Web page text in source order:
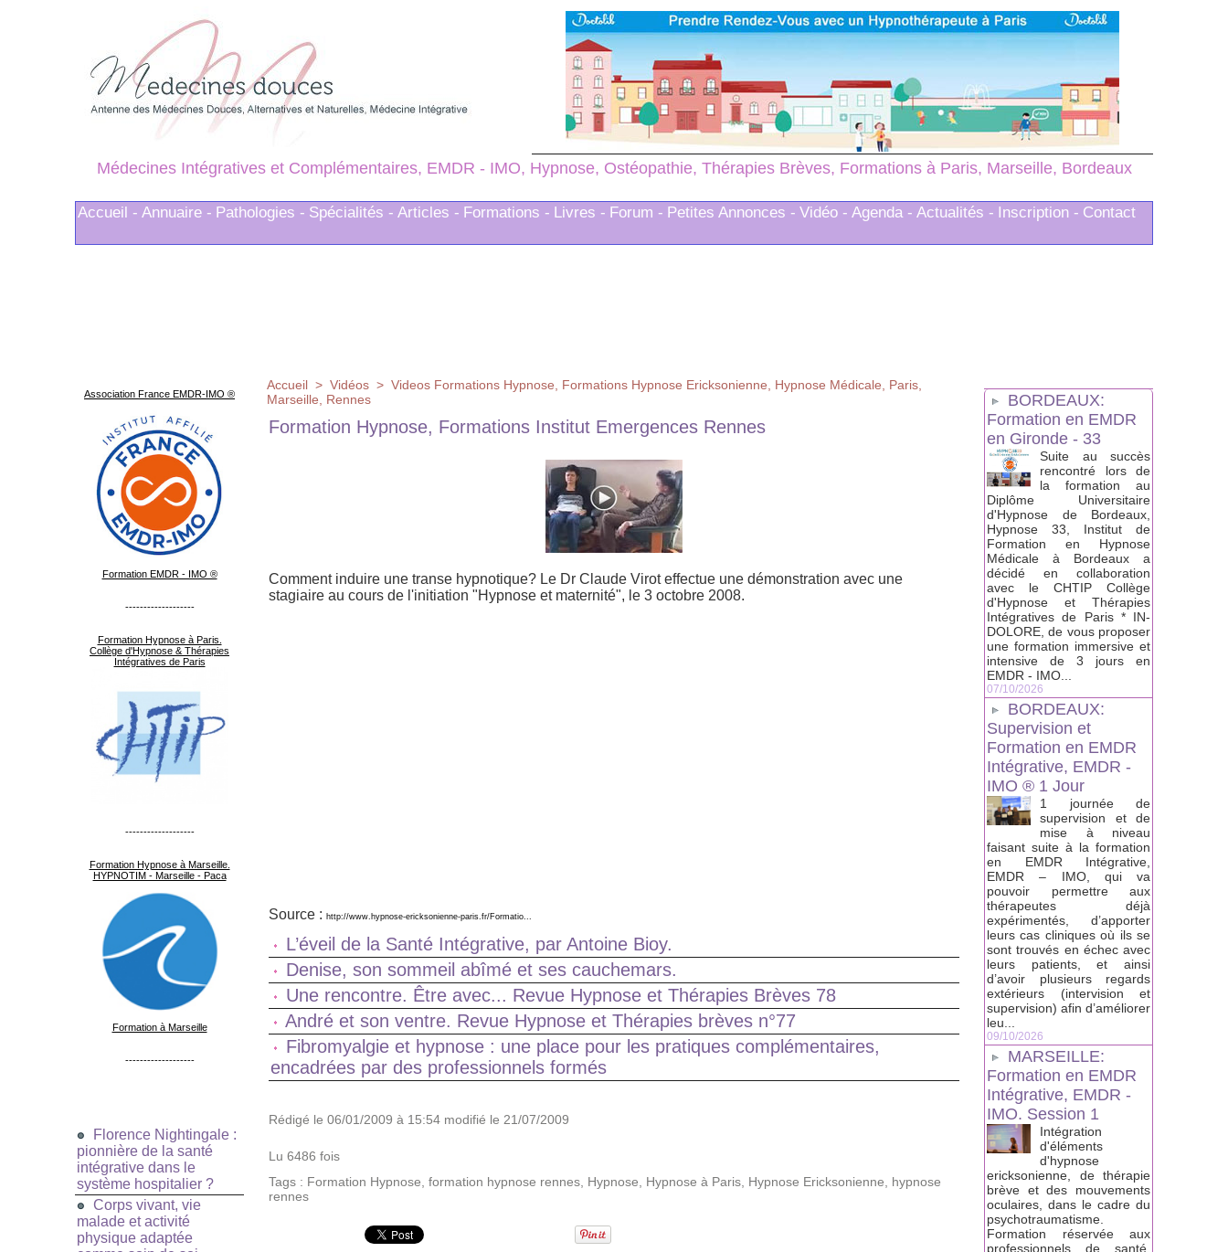
Médecines Intégratives et Complémentaires, EMDR - IMO, Hypnose, Ostéopathie, Thérapies Brèves, Formations à Paris, Marseille, Bordeaux
Accueil - Annuaire - Pathologies - Spécialités - Articles - Formations - Livres - Forum - Petites Annonces - Vidéo - Agenda - Actualités - Inscription - Contact
Association France EMDR-IMO ®
Formation EMDR - IMO ®
-------------------
Formation Hypnose à Paris.
Collège d'Hypnose & Thérapies
Intégratives de Paris
-------------------
Formation Hypnose à Marseille.
HYPNOTIM - Marseille - Paca
Formation à Marseille
-------------------
Florence Nightingale :
pionnière de la santé
intégrative dans le
système hospitalier ?
Corps vivant, vie
malade et activité
physique adaptée
Accueil > Vidéos > Videos Formations Hypnose, Formations Hypnose Ericksonienne, Hypnose Médicale, Paris,
Marseille, Rennes
Formation Hypnose, Formations Institut Emergences Rennes
Comment induire une transe hypnotique? Le Dr Claude Virot effectue une démonstration avec une
stagiaire au cours de l'initiation "Hypnose et maternité", le 3 octobre 2008.
Source : http://www.hypnose-ericksonienne-paris.fr/Formatio...
L’éveil de la Santé Intégrative, par Antoine Bioy.
Denise, son sommeil abîmé et ses cauchemars.
Une rencontre. Être avec... Revue Hypnose et Thérapies Brèves 78
André et son ventre. Revue Hypnose et Thérapies brèves n°77
Fibromyalgie et hypnose : une place pour les pratiques complémentaires,
encadrées par des professionnels formés
Rédigé le 06/01/2009 à 15:54 modifié le 21/07/2009
Lu 6486 fois
Tags : Formation Hypnose formation hypnose rennes Hypnose Hypnose à Paris Hypnose Ericksonienne
hypnose
rennes
BORDEAUX:
Formation en EMDR
en Gironde - 33
Suite au succès
rencontré lors de
la formation au
Diplôme Universitaire
d'Hypnose de Bordeaux,
Hypnose 33, Institut de
Formation en Hypnose
Médicale à Bordeaux a
décidé en collaboration
avec le CHTIP Collège
d'Hypnose et Thérapies
Intégratives de Paris * IN-
DOLORE, de vous proposer
une formation immersive et
intensive de 3 jours en
EMDR - IMO...
07/10/2026
BORDEAUX:
Supervision et
Formation en EMDR
Intégrative, EMDR -
IMO ® 1 Jour
1 journée de
supervision et de
mise à niveau
faisant suite à la formation
en EMDR Intégrative,
EMDR – IMO, qui va
pouvoir permettre aux
thérapeutes déjà
expérimentés, d’apporter
leurs cas cliniques où ils se
sont trouvés en échec avec
leurs patients, et ainsi
d’avoir plusieurs regards
extérieurs (intervision et
supervision) afin d’améliorer
leu...
09/10/2026
MARSEILLE:
Formation en EMDR
Intégrative, EMDR -
IMO. Session 1
Intégration
d'éléments
d'hypnose
ericksonienne, de thérapie
brève et des mouvements
oculaires, dans le cadre du
psychotraumatisme.
Formation réservée aux
professionnels de santé,